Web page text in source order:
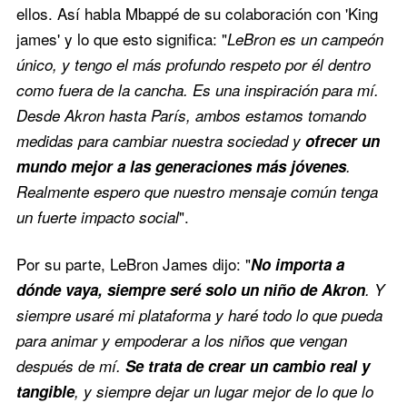
ellos. Así habla Mbappé de su colaboración con 'King
james' y lo que esto significa: "LeBron es un campeón
único, y tengo el más profundo respeto por él dentro
como fuera de la cancha. Es una inspiración para mí.
Desde Akron hasta París, ambos estamos tomando
medidas para cambiar nuestra sociedad y ofrecer un
mundo mejor a las generaciones más jóvenes.
Realmente espero que nuestro mensaje común tenga
un fuerte impacto social".
Por su parte, LeBron James dijo: "No importa a
dónde vaya, siempre seré solo un niño de Akron. Y
siempre usaré mi plataforma y haré todo lo que pueda
para animar y empoderar a los niños que vengan
después de mí. Se trata de crear un cambio real y
tangible, y siempre dejar un lugar mejor de lo que lo